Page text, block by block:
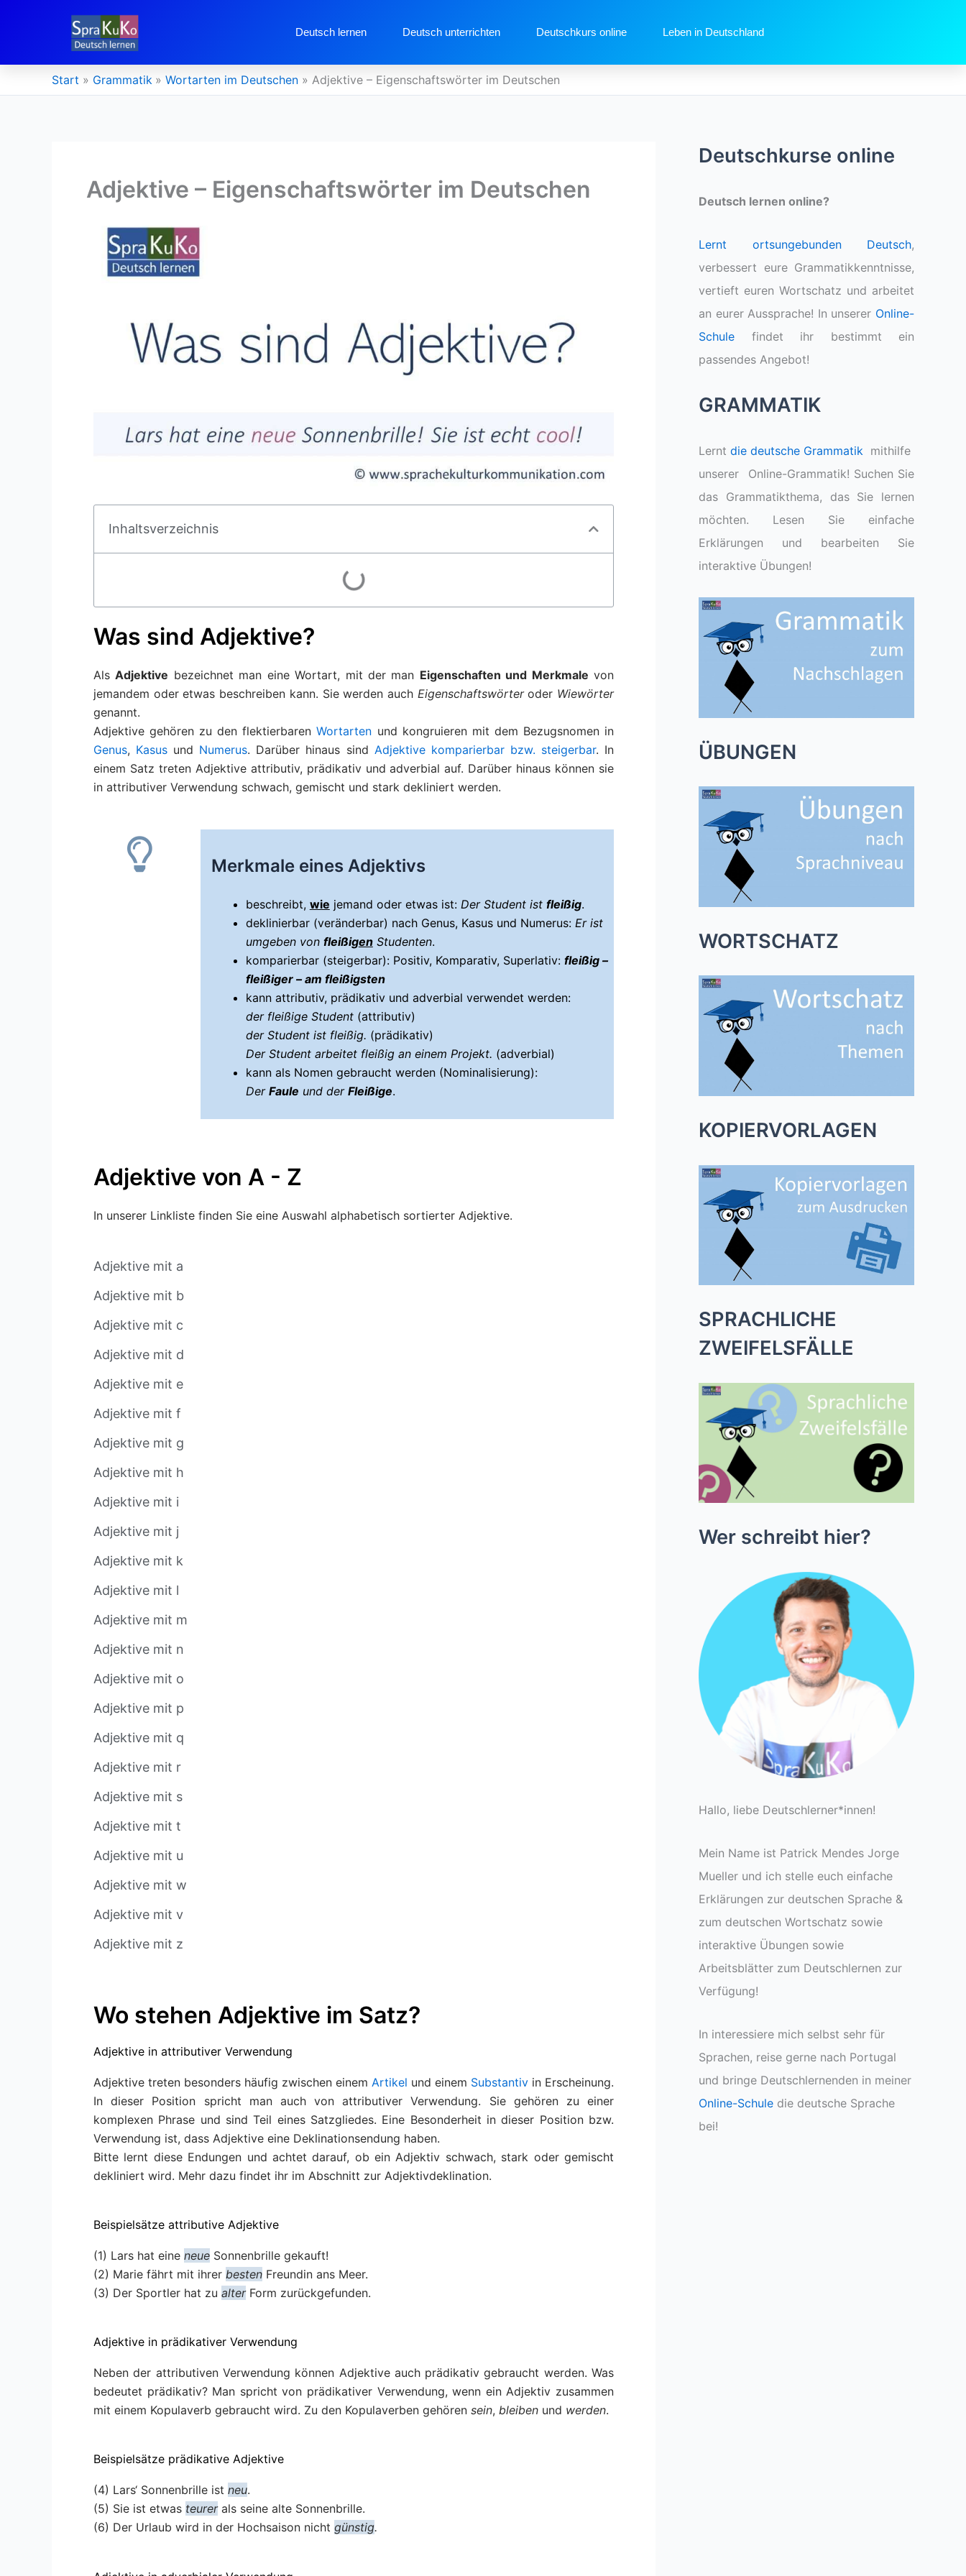
Deutsch lernen Deutsch unterrichten Deutschkurs online Leben in Deutschland
Start Grammatik Wortarten im Deutschen Adjektive – Eigenschaftswörter im Deutschen
Adjektive – Eigenschaftswörter im Deutschen
Inhaltsverzeichnis
Was sind Adjektive?
AlsAdjektive bezeichnet man eine Wortart, mit der man Eigenschaften und Merkmale von
jemandem oder etwas beschreiben kann. Sie werden auch Eigenschaftswörteroder Wiewörter
genannt.
Adjektive gehören zu den flektierbarenWortarten und kongruieren mit dem Bezugsnomen in
Genus, Kasus und Numerus. Darüber hinaus sind Adjektive komparierbar bzw. steigerbar. In
einem Satz treten Adjektive attributiv, prädikativ und adverbial auf. Darüber hinaus können sie
in attributiver Verwendung schwach, gemischt und stark dekliniert werden.
Merkmale eines Adjektivs
beschreibt, wie jemand oder etwas ist: Der Student ist fleißig.
deklinierbar (veränderbar) nach Genus, Kasus und Numerus: Er ist
umgeben von fleißigenStudenten.
komparierbar (steigerbar): Positiv, Komparativ, Superlativ: fleißig –
fleißiger – am fleißigsten
kann attributiv, prädikativ und adverbial verwendet werden:
der fleißige Student (attributiv)
der Student ist fleißig. (prädikativ)
Der Student arbeitet fleißig an einem Projekt. (adverbial)
kann als Nomen gebraucht werden (Nominalisierung):
Der Faule und der Fleißige.
Adjektive von A - Z
In unserer Linkliste finden Sie eine Auswahl alphabetisch sortierter Adjektive.
Adjektive mit a
Adjektive mit b
Adjektive mit c
Adjektive mit d
Adjektive mit e
Adjektive mit f
Adjektive mit g
Adjektive mit h
Adjektive mit i
Adjektive mit j
Adjektive mit k
Adjektive mit l
Adjektive mit m
Adjektive mit n
Adjektive mit o
Adjektive mit p
Adjektive mit q
Adjektive mit r
Adjektive mit s
Adjektive mit t
Adjektive mit u
Adjektive mit w
Adjektive mit v
Adjektive mit z
Wo stehen Adjektive im Satz?
Adjektive in attributiver Verwendung
Adjektive treten besonders häufig zwischen einem Artikel und einem Substantiv in Erscheinung.
In dieser Position spricht man auch von attributiver Verwendung. Sie gehören zu einer
komplexen Phrase und sind Teil eines Satzgliedes. Eine Besonderheit in dieser Position bzw.
Verwendung ist, dass Adjektive eine Deklinationsendung haben.
Bitte lernt diese Endungen und achtet darauf, ob ein Adjektiv schwach, stark oder gemischt
dekliniert wird. Mehr dazu findet ihr im Abschnitt zur Adjektivdeklination.
Beispielsätze attributive Adjektive
(1) Lars hat eine neue Sonnenbrille gekauft!
(2) Marie fährt mit ihrer besten Freundin ans Meer.
(3) Der Sportler hat zu alterForm zurückgefunden.
Adjektive in prädikativer Verwendung​
Neben der attributiven Verwendung können Adjektive auch prädikativ gebraucht werden. Was
bedeutet prädikativ? Man spricht von prädikativer Verwendung, wenn ein Adjektiv zusammen
mit einem Kopulaverb gebraucht wird. Zu den Kopulaverben gehören sein, bleiben und werden.
Beispielsätze prädikative Adjektive
(4) Lars‘ Sonnenbrille ist neu.
(5) Sie ist etwas teurerals seine alte Sonnenbrille.
(6) Der Urlaub wird in der Hochsaison nicht günstig.
Deutschkurse online
Deutsch lernen online?
Lernt ortsungebunden Deutsch,
verbessert eure Grammatikkenntnisse,
vertieft euren Wortschatz und arbeitet
an eurer Aussprache! In unserer Online-
Schule findet ihr bestimmt ein
passendes Angebot!
GRAMMATIK
Lernt die deutsche Grammatik mithilfe
unserer Online-Grammatik! Suchen Sie
das Grammatikthema, das Sie lernen
möchten. Lesen Sie einfache
Erklärungen und bearbeiten Sie
interaktive Übungen!
ÜBUNGEN
WORTSCHATZ
KOPIERVORLAGEN
SPRACHLICHE
ZWEIFELSFÄLLE
Wer schreibt hier?
Hallo, liebe Deutschlerner*innen!
Mein Name ist Patrick Mendes Jorge
Mueller und ich stelle euch einfache
Erklärungen zur deutschen Sprache &
zum deutschen Wortschatz sowie
interaktive Übungen sowie
Arbeitsblätter zum Deutschlernen zur
Verfügung!
In interessiere mich selbst sehr für
Sprachen, reise gerne nach Portugal
und bringe Deutschlernenden in meiner
Online-Schule die deutsche Sprache
bei!